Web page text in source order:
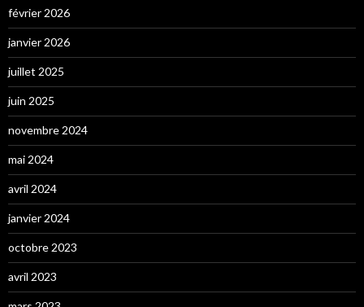
février 2026
janvier 2026
juillet 2025
juin 2025
novembre 2024
mai 2024
avril 2024
janvier 2024
octobre 2023
avril 2023